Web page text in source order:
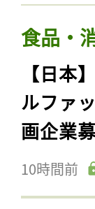
食品・
【日本
ルファ
画企業
10時間前